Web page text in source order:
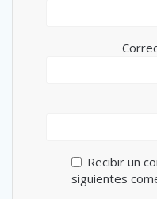
Recibir un
siguientes